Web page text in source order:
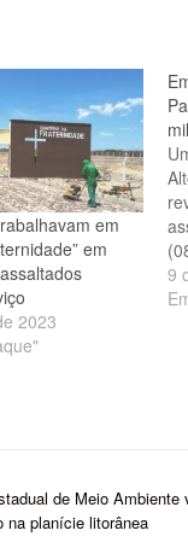
em
em
2023
9
de Meio Ambiente
na planície litorânea